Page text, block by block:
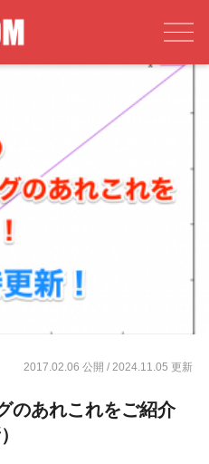
2017.02.06 公開/ 2024.11.05 更新
のあれこれをご紹介